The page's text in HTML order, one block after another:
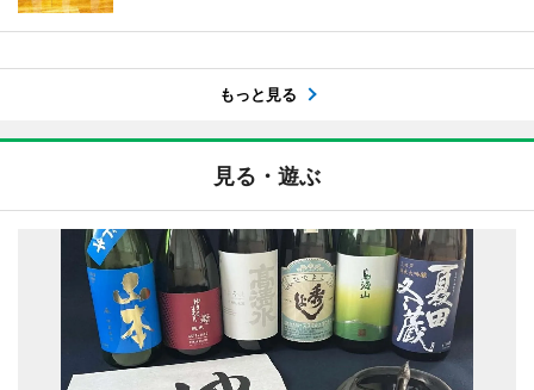
もっと見る
見る・遊ぶ